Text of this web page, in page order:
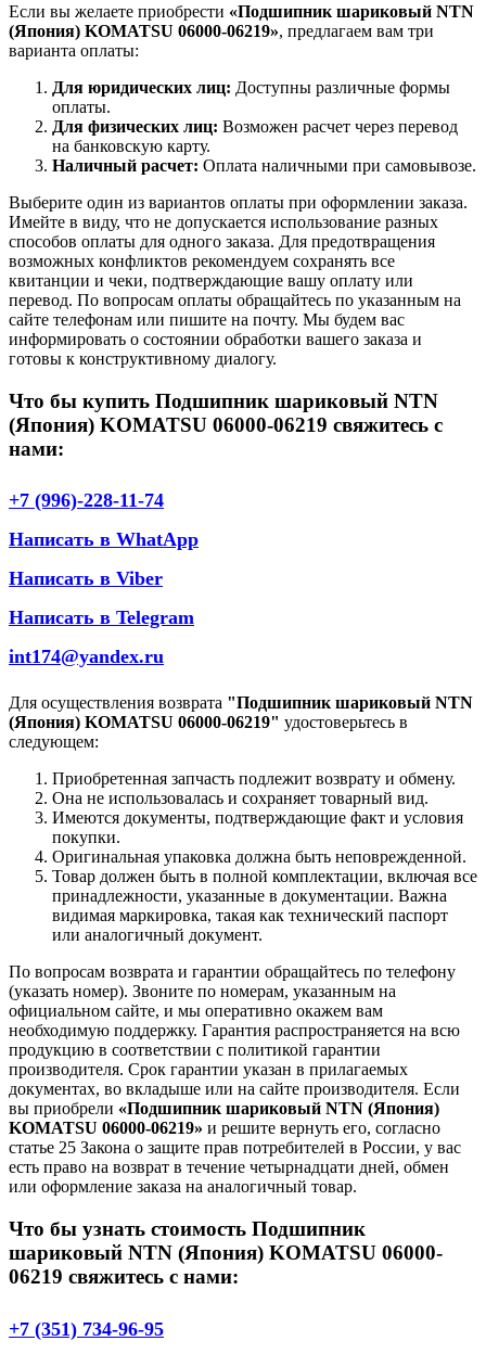
Если вы желаете приобрести «Подшипник шариковый NTN
(Япония) KOMATSU 06000-06219», предлагаем вам три
варианта оплаты:
Для юридических лиц: Доступны различные формы
оплаты.
Для физических лиц: Возможен расчет через перевод
на банковскую карту.
Наличный расчет: Оплата наличными при самовывозе.
Выберите один из вариантов оплаты при оформлении заказа.
Имейте в виду, что не допускается использование разных
способов оплаты для одного заказа. Для предотвращения
возможных конфликтов рекомендуем сохранять все
квитанции и чеки, подтверждающие вашу оплату или
перевод. По вопросам оплаты обращайтесь по указанным на
сайте телефонам или пишите на почту. Мы будем вас
информировать о состоянии обработки вашего заказа и
готовы к конструктивному диалогу.
Что бы купить Подшипник шариковый NTN
(Япония) KOMATSU 06000-06219 свяжитесь с
нами:
+7 (996)-228-11-74
Написать в WhatApp
Написать в Viber
Написать в Telegram
int174@yandex.ru
Для осуществления возврата "Подшипник шариковый NTN
(Япония) KOMATSU 06000-06219" удостоверьтесь в
следующем:
Приобретенная запчасть подлежит возврату и обмену.
Она не использовалась и сохраняет товарный вид.
Имеются документы, подтверждающие факт и условия
покупки.
Оригинальная упаковка должна быть неповрежденной.
Товар должен быть в полной комплектации, включая все
принадлежности, указанные в документации. Важна
видимая маркировка, такая как технический паспорт
или аналогичный документ.
По вопросам возврата и гарантии обращайтесь по телефону
(указать номер). Звоните по номерам, указанным на
официальном сайте, и мы оперативно окажем вам
необходимую поддержку. Гарантия распространяется на всю
продукцию в соответствии с политикой гарантии
производителя. Срок гарантии указан в прилагаемых
документах, во вкладыше или на сайте производителя. Если
вы приобрели «Подшипник шариковый NTN (Япония)
KOMATSU 06000-06219» и решите вернуть его, согласно
статье 25 Закона о защите прав потребителей в России, у вас
есть право на возврат в течение четырнадцати дней, обмен
или оформление заказа на аналогичный товар.
Что бы узнать стоимость Подшипник
шариковый NTN (Япония) KOMATSU 06000-
06219 свяжитесь с нами:
+7 (351) 734-96-95